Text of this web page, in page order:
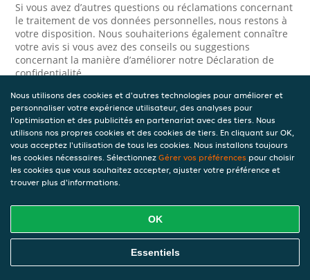
Si vous avez d’autres questions ou réclamations concernant
le traitement de vos données personnelles, nous restons à
votre disposition. Nous souhaiterions également connaître
votre avis si vous avez des conseils ou suggestions
concernant la manière d’améliorer notre Déclaration de
confidentialité.
Sécurité
JET prend la protection des données à caractère personnel
très au sérieux. Ainsi, nous prenons les mesures
appropriées pour protéger vos données à caractère
personnel contre l’usage abusif, la perte, l’accès non
autorisé, la divulgation non désirée et la modification non
données à caractère personnel ne sont pas correctement
protégées ou si vous suspectez un usage abusif, veuillez
nous contacter via leformulaire de confidentialité.
Comment nous contacter
Nous utilisons des cookies et d'autres technologies pour améliorer et
personnaliser votre expérience utilisateur, des analyses pour
l'optimisation et des publicités en partenariat avec des tiers. Nous
utilisons nos propres cookies et des cookies de tiers. En cliquant sur OK,
vous acceptez l'utilisation de tous les cookies. Nous installons toujours
les cookies nécessaires. Sélectionnez Gérer vos préférences pour choisir
les cookies que vous souhaitez accepter, ajuster votre préférence et
trouver plus d'informations.
OK
Essentiels